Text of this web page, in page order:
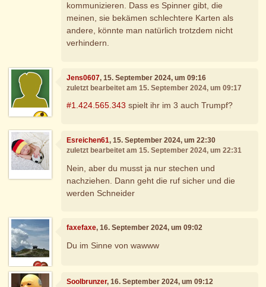
kommunizieren. Dass es Spinner gibt, die
meinen, sie bekämen schlechtere Karten als
andere, könnte man natürlich trotzdem nicht
verhindern.
Jens0607, 15. September 2024, um 09:16
zuletzt bearbeitet am 15. September 2024, um 09:17
#1.424.565.343 spielt ihr im 3 auch Trumpf?
Esreichen61, 15. September 2024, um 22:30
zuletzt bearbeitet am 15. September 2024, um 22:31
Nein, aber du musst ja nur stechen und
nachziehen. Dann geht die ruf sicher und die
werden Schneider
faxefaxe, 16. September 2024, um 09:02
Du im Sinne von wawww
Soolbrunzer, 16. September 2024, um 09:12